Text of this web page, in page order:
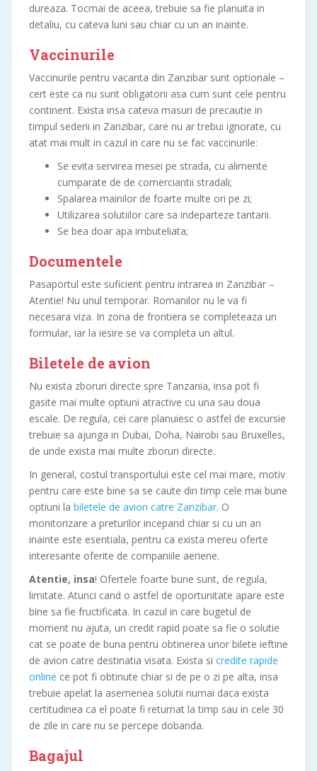
dureaza. Tocmai de aceea, trebuie sa fie planuita in
detaliu, cu cateva luni sau chiar cu un an inainte.
Vaccinurile
Vaccinurile pentru vacanta din Zanzibar sunt optionale –
cert este ca nu sunt obligatorii asa cum sunt cele pentru
continent. Exista insa cateva masuri de precautie in
timpul sederii in Zanzibar, care nu ar trebui ignorate, cu
atat mai mult in cazul in care nu se fac vaccinurile:
Se evita servirea mesei pe strada, cu alimente
cumparate de de comerciantii stradali;
Spalarea mainilor de foarte multe ori pe zi;
Utilizarea solutiilor care sa indeparteze tantarii.
Se bea doar apa imbuteliata;
Documentele
Pasaportul este suficient pentru intrarea in Zanzibar –
Atentie! Nu unul temporar. Romanilor nu le va fi
necesara viza. In zona de frontiera se completeaza un
formular, iar la iesire se va completa un altul.
Biletele de avion
Nu exista zboruri directe spre Tanzania, insa pot fi
gasite mai multe optiuni atractive cu una sau doua
escale. De regula, cei care planuiesc o astfel de excursie
trebuie sa ajunga in Dubai, Doha, Nairobi sau Bruxelles,
de unde exista mai multe zboruri directe.
In general, costul transportului este cel mai mare, motiv
pentru care este bine sa se caute din timp cele mai bune
optiuni la biletele de avion catre Zanzibar. O
monitorizare a preturilor incepand chiar si cu un an
inainte este esentiala, pentru ca exista mereu oferte
interesante oferite de companiile aeriene.
Atentie, insa! Ofertele foarte bune sunt, de regula,
limitate. Atunci cand o astfel de oportunitate apare este
bine sa fie fructificata. In cazul in care bugetul de
moment nu ajuta, un credit rapid poate sa fie o solutie
cat se poate de buna pentru obtinerea unor bilete ieftine
de avion catre destinatia visata. Exista si credite rapide
online ce pot fi obtinute chiar si de pe o zi pe alta, insa
trebuie apelat la asemenea solutii numai daca exista
certitudinea ca el poate fi returnat la timp sau in cele 30
de zile in care nu se percepe dobanda.
Bagajul